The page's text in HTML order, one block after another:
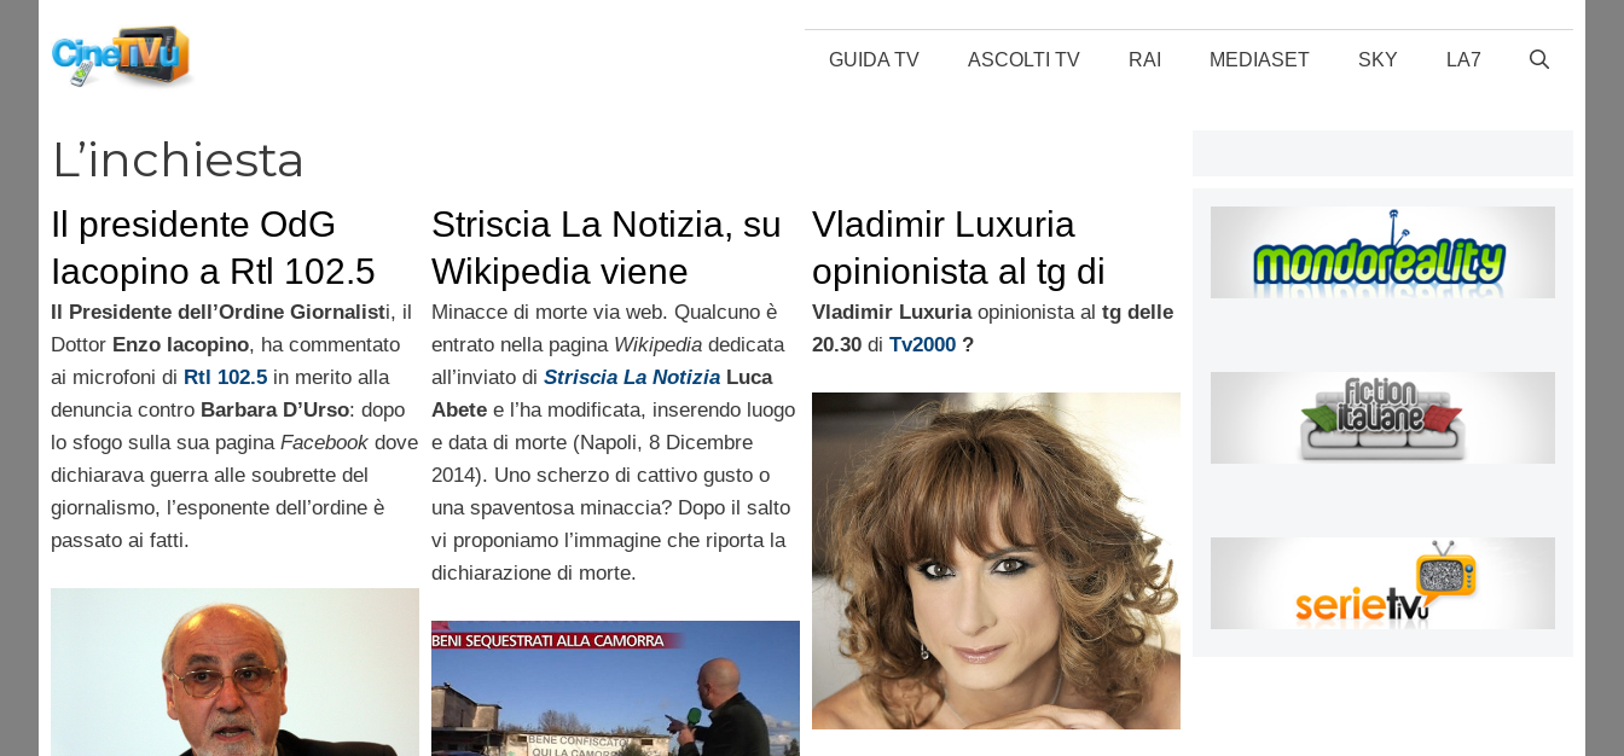
contenuto
GUIDA TV ASCOLTI TV RAI MEDIASET SKY LA7
L’inchiesta
Il presidente OdG
Iacopino a Rtl 102.5
contro Barbara D’Urso
Il Presidente dell’Ordine Giornalisti, il
Dottor Enzo Iacopino, ha commentato
ai microfoni di Rtl 102.5 in merito alla
denuncia contro Barbara D’Urso: dopo
lo sfogo sulla sua pagina Facebook dove
dichiarava guerra alle soubrette del
giornalismo, l’esponente dell’ordine è
passato ai fatti.
Striscia La Notizia, su
Wikipedia viene
riportata la data di
morte di Luca Abete
Minacce di morte via web. Qualcuno è
entrato nella pagina Wikipediadedicata
all’inviato di Striscia La Notizia Luca
Abetee l’ha modificata, inserendo luogo
e data di morte (Napoli, 8 Dicembre
2014). Uno scherzo di cattivo gusto o
una spaventosa minaccia? Dopo il salto
vi proponiamo l’immagine che riporta la
dichiarazione di morte.
Vladimir Luxuria
opinionista al tg di
Tv2000? L’emittente
Vladimir Luxuriaopinionista al tg delle
20.30di Tv2000?